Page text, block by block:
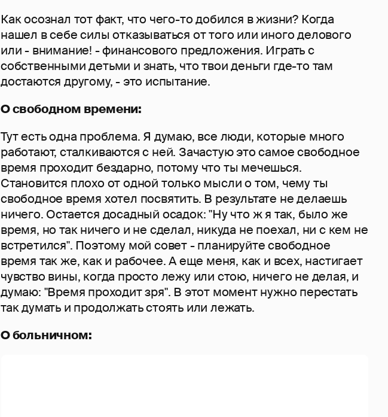
Как осознал тот факт, что чего-то добился в жизни? Когда
нашел в себе силы отказываться от того или иного делового
или - внимание! - финансового предложения. Играть с
собственными детьми и знать, что твои деньги где-то там
достаются другому, - это испытание.
О свободном времени:
Тут есть одна проблема. Я думаю, все люди, которые много
работают, сталкиваются с ней. Зачастую это самое свободное
время проходит бездарно, потому что ты мечешься.
Становится плохо от одной только мысли о том, чему ты
свободное время хотел посвятить. В результате не делаешь
ничего. Остается досадный осадок: "Ну что ж я так, было же
время, но так ничего и не сделал, никуда не поехал, ни с кем не
встретился". Поэтому мой совет - планируйте свободное
время так же, как и рабочее. А еще меня, как и всех, настигает
чувство вины, когда просто лежу или стою, ничего не делая, и
думаю: "Время проходит зря". В этот момент нужно перестать
так думать и продолжать стоять или лежать.
О больничном: